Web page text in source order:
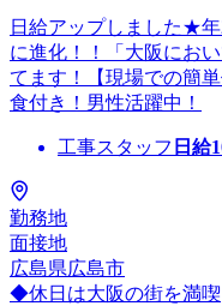
日給アップしました★
に進化！！「大阪にお
てます！【現場での簡
食付き！男性活躍中！
工事スタッフ 日給
勤務地
面接地
広島県広島市
◆休日は大阪の街を満喫